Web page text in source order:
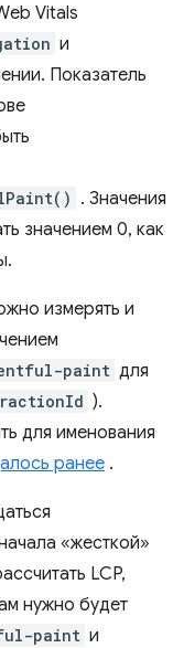
Vitals
и
Показатель
. Значения
значением 0, как
измерять и
paint для
).
для именования
ранее .
«жесткой»
LCP,
нужно будет
paint и